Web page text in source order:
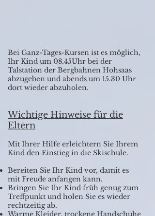
Bei Ganz-Tages-Kursen ist es möglich,
Ihr Kind um 08.45Uhr bei der
Talstation der Bergbahnen Hohsaas
abzugeben und abends um 15.30 Uhr
dort wieder abzuholen.
Wichtige Hinweise für die
Eltern
Mit Ihrer Hilfe erleichtern Sie Ihrem
Kind den Einstieg in die Skischule.
Bereiten Sie Ihr Kind vor, damit es
mit Freude anfangen kann.
Bringen Sie Ihr Kind früh genug zum
Treffpunkt und holen Sie es wieder
rechtzeitig ab.
Warme Kleider, trockene Handschuhe